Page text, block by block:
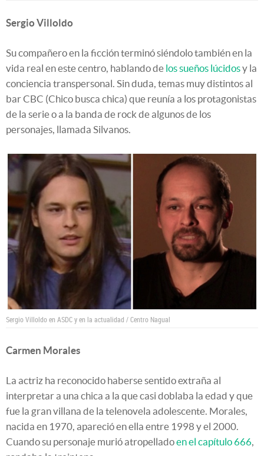
Sergio Villoldo
Su compañero en la ficción terminó siéndolo también en la
vida real en este centro, hablando de los sueños lúcidosy la
conciencia transpersonal. Sin duda, temas muy distintos al
bar CBC (Chico busca chica) que reunía a los protagonistas
de la serie o a la banda de rock de algunos de los
personajes, llamada Silvanos.
Sergio Villoldo en ASDC y en la actualidad / Centro Nagual
Carmen Morales
La actriz ha reconocido haberse sentido extraña al
interpretar a una chica a la que casi doblaba la edad y que
fue la gran villana de la telenovela adolescente. Morales,
nacida en 1970, apareció en ella entre 1998 y el 2000.
Cuando su personaje murió atropelladoen el capítulo 666,